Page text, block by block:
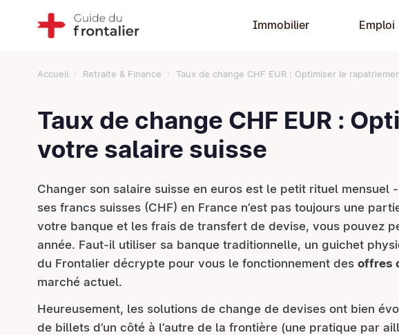
Immobilier Emploi
Accueil Retraite & Finance Taux de change CHF EUR : Optimiser le
Taux de change CHF EUR :
votre salaire suisse
Changer son salaire suisse en euros est le petit rituel
ses francs suisses (CHF) en France n’est pas toujours une
votre banque et les frais de transfert de devise, vous pouvez
année. Faut-il utiliser sa banque traditionnelle, un guichet
du Frontalier décrypte pour vous le fonctionnement des offres
marché actuel.
Heureusement, les solutions de change de devises ont bien
de billets d’un côté à l’autre de la frontière (une pratique par